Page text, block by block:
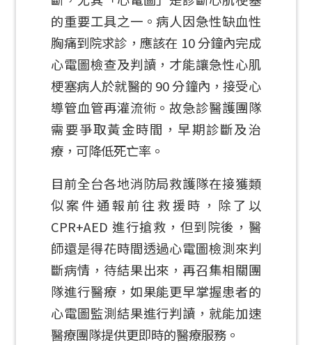
的重要工具之一。病人因急性缺血性
胸痛到院求診，應該在 10 分鐘內完成
心電圖檢查及判讀，才能讓急性心肌
梗塞病人於就醫的 90 分鐘內，接受心
導管血管再灌流術。故急診醫護團隊
需要爭取黃金時間，早期診斷及治
療，可降低死亡率。
目前全台各地消防局救護隊在接獲類
似案件通報前往救援時，除了以
CPR+AED 進行搶救，但到院後，醫
師還是得花時間透過心電圖檢測來判
斷病情，待結果出來，再召集相關團
隊進行醫療，如果能更早掌握患者的
心電圖監測結果進行判讀，就能加速
醫療團隊提供更即時的醫療服務。